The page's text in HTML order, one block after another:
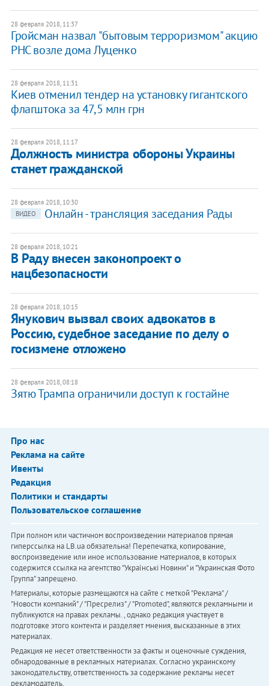
28 февраля 2018, 11:37
Гройсман назвал "бытовым терроризмом" акцию
РНС возле дома Луценко
28 февраля 2018, 11:31
Киев отменил тендер на установку гигантского
флагштока за 47,5 млн грн
28 февраля 2018, 11:17
Должность министра обороны Украины
станет гражданской
28 февраля 2018, 10:30
ВИДЕО
Онлайн - трансляция заседания Рады
28 февраля 2018, 10:21
В Раду внесен законопроект о
нацбезопасности
28 февраля 2018, 10:15
​Янукович вызвал своих адвокатов в
Россию, судебное заседание по делу о
госизмене отложено
28 февраля 2018, 08:18
Зятю Трампа ограничили доступ к гостайне
Про нас
Реклама на сайте
Ивенты
Редакция
Политики и стандарты
Пользовательское соглашение
При полном или частичном воспроизведении материалов прямая
гиперссылка на LB.ua обязательна! Перепечатка, копирование,
воспроизведение или иное использование материалов, в которых
содержится ссылка на агентство "Українськi Новини" и "Украинская Фото
Группа" запрещено.
Материалы, которые размещаются на сайте с меткой "Реклама" /
"Новости компаний" / "Пресрелиз" / "Promoted", являются рекламными и
публикуются на правах рекламы. , однако редакция участвует в
подготовке этого контента и разделяет мнения, высказанные в этих
материалах.
Редакция не несет ответственности за факты и оценочные суждения,
обнародованные в рекламных материалах. Согласно украинскому
законодательству, ответственность за содержание рекламы несет
рекламодатель.